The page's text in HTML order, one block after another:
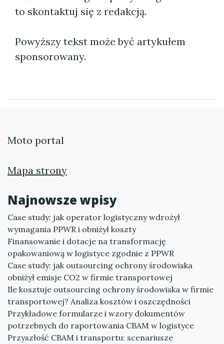
to skontaktuj się z redakcją.
Powyższy tekst może być artykułem
sponsorowany.
Moto portal
Mapa strony
Najnowsze wpisy
Case study: jak operator logistyczny wdrożył
wymagania PPWR i obniżył koszty
Finansowanie i dotacje na transformację
opakowaniową w logistyce zgodnie z PPWR
Case study: jak outsourcing ochrony środowiska
obniżył emisje CO2 w firmie transportowej
Ile kosztuje outsourcing ochrony środowiska w firmie
transportowej? Analiza kosztów i oszczędności
Przykładowe formularze i wzory dokumentów
potrzebnych do raportowania CBAM w logistyce
Przyszłość CBAM i transportu: scenariusze